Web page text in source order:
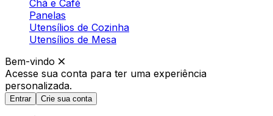
Chá e Café
Panelas
Utensílios de Cozinha
Utensílios de Mesa
Bem-vindo
Acesse sua conta para ter uma experiência
personalizada.
Entrar Crie sua conta